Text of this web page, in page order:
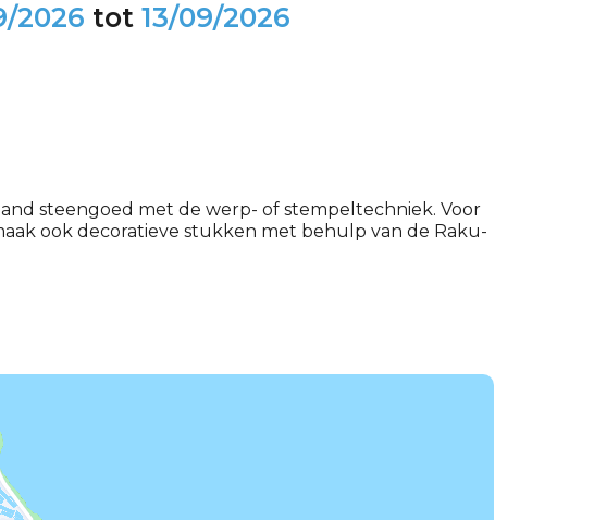
2026 tot 13/09/2026
steengoed met de werp- of stempeltechniek. Voor
ook decoratieve stukken met behulp van de Raku-